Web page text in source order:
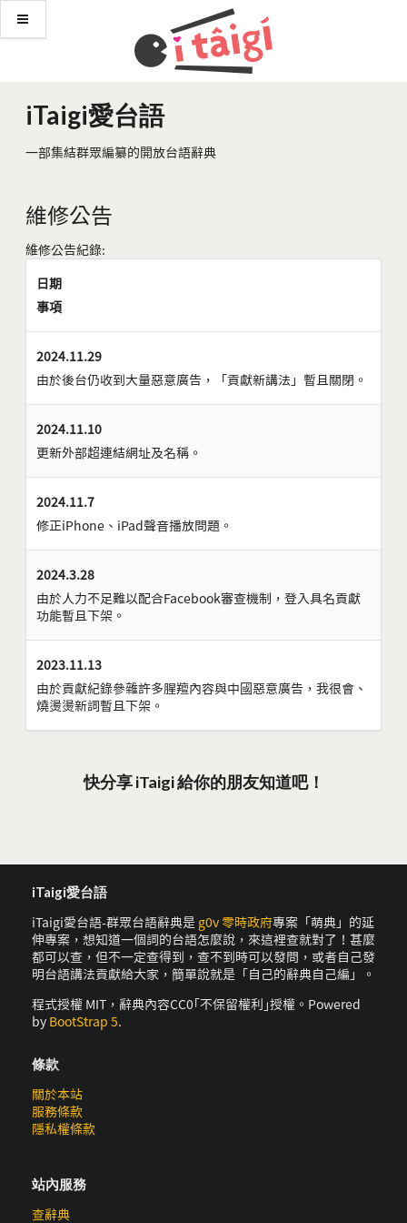
iTaigi愛台語
一部集結群眾編纂的開放台語辭典
維修公告
維修公告紀錄:
日期
事項
2024.11.29
由於後台仍收到大量惡意廣告，「貢獻新講法」暫且關閉。
2024.11.10
更新外部超連結網址及名稱。
2024.11.7
修正iPhone、iPad聲音播放問題。
2024.3.28
由於人力不足難以配合Facebook審查機制，登入具名貢獻
功能暫且下架。
2023.11.13
由於貢獻紀錄參雜許多腥羶內容與中國惡意廣告，我很會、
燒燙燙新詞暫且下架。
快分享 iTaigi 給你的朋友知道吧！
iTaigi愛台語
iTaigi愛台語-群眾台語辭典是 g0v 零時政府專案「萌典」的延
伸專案，想知道一個詞的台語怎麼說，來這裡查就對了！甚麼
都可以查，但不一定查得到，查不到時可以發問，或者自己發
明台語講法貢獻給大家，簡單說就是「自己的辭典自己編」。
程式授權 MIT，辭典內容CC0｢不保留權利｣授權。Powered
by BootStrap 5.
條款
關於本站
服務條款
隱私權條款
站內服務
查辭典